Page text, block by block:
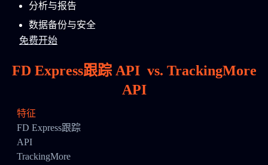
分析与报告
数据备份与安全
免费开始
FD Express跟踪 API vs. TrackingMore
API
特征
FD Express跟踪
API
TrackingMore